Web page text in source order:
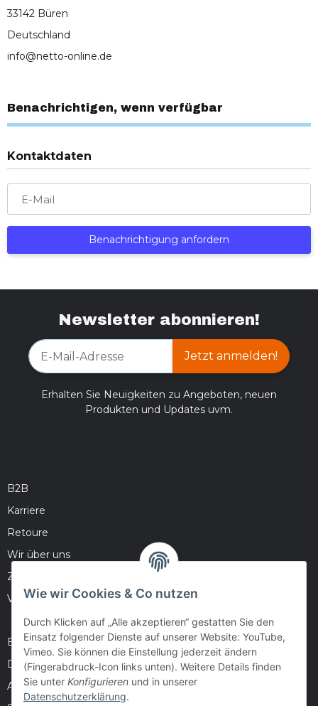
33142 Büren
Deutschland
info@netto-online.de
Benachrichtigen, wenn verfügbar
Kontaktdaten
E-Mail
Benachrichtigung anfordern
Newsletter abonnieren!
Jetzt anmelden!
Erhalten Sie Neuigkeiten zu Angeboten, neuen
Produkten und Updates uvm.
B2B
Karriere
Retoure
Wir über uns
Zahlungsmöglichkeiten
Versandinformationen
Barrierefreiheitserklärung
Datenschutz
AGB
Wie wir Cookies & Co nutzen
Durch Klicken auf „Alle akzeptieren“ gestatten Sie den
Einsatz folgender Dienste auf unserer Website: YouTube,
Vimeo. Sie können die Einstellung jederzeit ändern
(Fingerabdruck-Icon links unten). Weitere Details finden
Sie unter Konfigurieren und in unserer
Datenschutzerklärung.